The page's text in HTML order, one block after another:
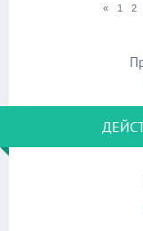
« 1 2